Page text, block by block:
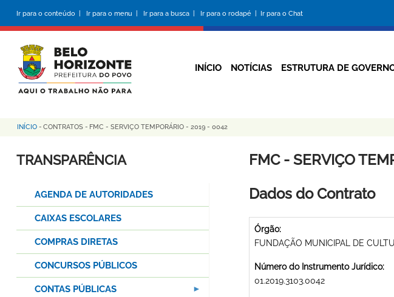
conteúdo
principal
Ir para o conteúdo | Ir para o menu | Ir para a busca | Ir para o rodapé | Ir para o Chat
da
INÍCIO NOTÍCIAS ESTRUTURA DE
Trilha
de
INÍCIO - CONTRATOS - FMC - SERVIÇO TEMPORÁRIO - 2019 - 0042
FMC - SERVIÇO
Dados do Contrato
Órgão:
FUNDAÇÃO MUNICIPAL DE
Número do Instrumento Jurídico:
01.2019.3103.0042
TRANSPARÊNCIA
AGENDA DE AUTORIDADES
CAIXAS ESCOLARES
COMPRAS DIRETAS
CONCURSOS PÚBLICOS
CONTAS PÚBLICAS